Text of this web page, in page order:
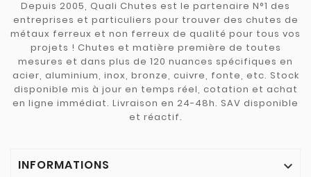
Depuis 2005, Quali Chutes est le partenaire N°1 des
entreprises et particuliers pour trouver des chutes de
métaux ferreux et non ferreux de qualité pour tous vos
projets ! Chutes et matière première de toutes
mesures et dans plus de 120 nuances spécifiques en
acier, aluminium, inox, bronze, cuivre, fonte, etc. Stock
disponible mis à jour en temps réel, cotation et achat
en ligne immédiat. Livraison en 24-48h. SAV disponible
et réactif.
INFORMATIONS 